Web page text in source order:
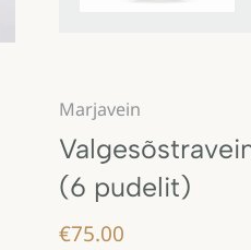
Marjavein
(6 pudelit)
€75.00